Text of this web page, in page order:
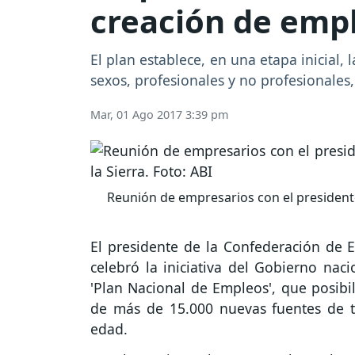
creación de
El plan establece, en una etapa inicial,
sexos, profesionales y no
Mar, 01 Ago 2017 3:39 pm
Reunión de empresarios con el
El presidente de la Confederación de
celebró la iniciativa del Gobierno
'Plan Nacional de Empleos', que
de más de 15.000 nuevas fuentes
edad.